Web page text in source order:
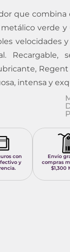
que combina
verde
velocidades
Recargable,
intensa y
con
y
Envío
compras
$1,300